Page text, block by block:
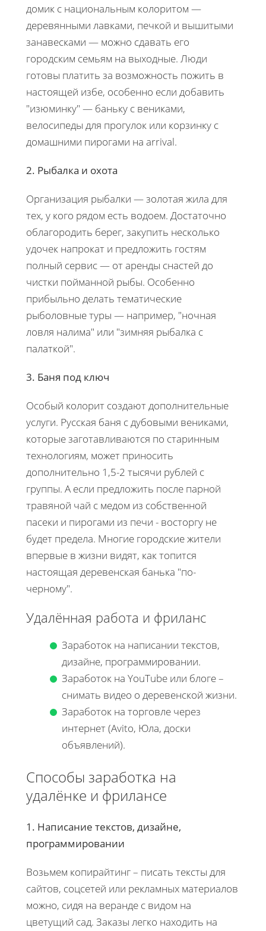
домик с национальным колоритом —
деревянными лавками, печкой и вышитыми
занавесками — можно сдавать его
городским семьям на выходные. Люди
готовы платить за возможность пожить в
настоящей избе, особенно если добавить
"изюминку" — баньку с вениками,
велосипеды для прогулок или корзинку с
домашними пирогами на arrival.
2. Рыбалка и охота
Организация рыбалки — золотая жила для
тех, у кого рядом есть водоем. Достаточно
облагородить берег, закупить несколько
удочек напрокат и предложить гостям
полный сервис — от аренды снастей до
чистки пойманной рыбы. Особенно
прибыльно делать тематические
рыболовные туры — например, "ночная
ловля налима" или "зимняя рыбалка с
палаткой".
3. Баня под ключ
Особый колорит создают дополнительные
услуги. Русская баня с дубовыми вениками,
которые заготавливаются по старинным
технологиям, может приносить
дополнительно 1,5-2 тысячи рублей с
группы. А если предложить после парной
травяной чай с медом из собственной
пасеки и пирогами из печи - восторгу не
будет предела. Многие городские жители
впервые в жизни видят, как топится
настоящая деревенская банька "по-
черному".
Удалённая работа и фриланс
Заработок на написании текстов,
дизайне, программировании.
Заработок на YouTube или блоге –
снимать видео о деревенской жизни.
Заработок на торговле через
интернет (Avito, Юла, доски
объявлений).
Способы заработка на
удалёнке и фрилансе
1. Написание текстов, дизайне,
программировании
Возьмем копирайтинг – писать тексты для
сайтов, соцсетей или рекламных материалов
можно, сидя на веранде с видом на
цветущий сад. Заказы легко находить на